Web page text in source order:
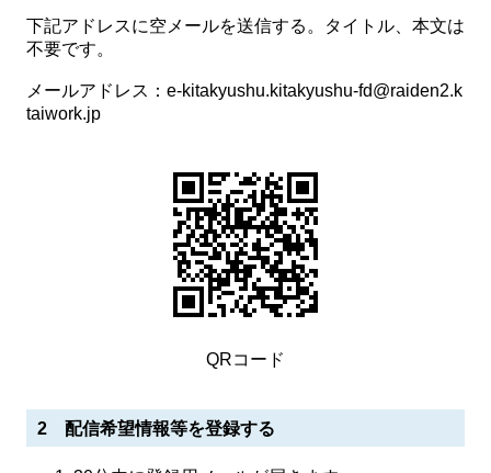
下記アドレスに空メールを送信する。タイトル、本文は
不要です。
メールアドレス：e-kitakyushu.kitakyushu-fd@raiden2.k
taiwork.jp
QRコード
2 配信希望情報等を登録する